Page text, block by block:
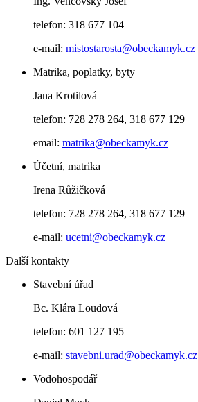
telefon: 318 677 104
e-mail: mistostarosta@obeckamyk.cz
Matrika, poplatky, byty
Jana Krotilová
telefon: 728 278 264, 318 677 129
email: matrika@obeckamyk.cz
Účetní, matrika
Irena Růžičková
telefon: 728 278 264, 318 677 129
e-mail: ucetni@obeckamyk.cz
Další kontakty
Stavební úřad
Bc. Klára Loudová
telefon: 601 127 195
e-mail: stavebni.urad@obeckamyk.cz
Vodohospodář